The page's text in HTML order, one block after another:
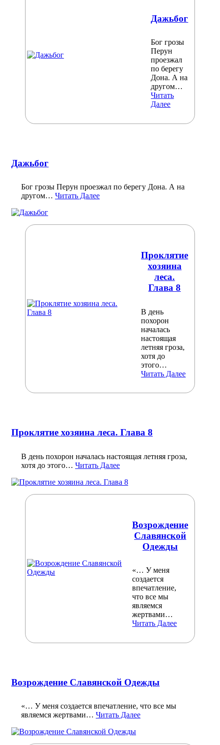
Дажьбог
Бог грозы
Перун
проезжал
по берегу
Дона. А на
другом…
Читать
Далее
Дажьбог
Бог грозы Перун проезжал по берегу Дона. А на
другом… Читать Далее
Проклятие
хозяина
леса.
Глава 8
В день
похорон
началась
настоящая
летняя гроза,
хотя до
этого…
Читать Далее
Проклятие хозяина леса. Глава 8
В день похорон началась настоящая летняя гроза,
хотя до этого… Читать Далее
Возрождение
Славянской
Одежды
«… У меня
создается
впечатление,
что все мы
являемся
жертвами…
Читать Далее
Возрождение Славянской Одежды
«… У меня создается впечатление, что все мы
являемся жертвами… Читать Далее